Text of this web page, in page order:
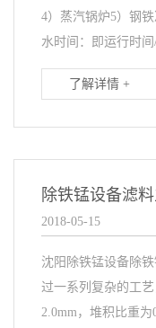
4）蒸汽锅炉5）钢
水时间：即运行时
了解详情 +
除铁锰设备滤
2018-05-15
沈阳除铁锰设备除
过一系列复杂的工
2.0mm，堆积比重